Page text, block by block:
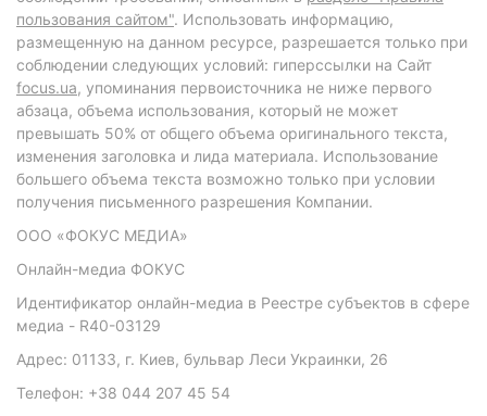
пользования сайтом". Использовать информацию,
размещенную на данном ресурсе, разрешается только при
соблюдении следующих условий: гиперссылки на Сайт
focus.ua, упоминания первоисточника не ниже первого
абзаца, объема использования, который не может
превышать 50% от общего объема оригинального текста,
изменения заголовка и лида материала. Использование
большего объема текста возможно только при условии
получения письменного разрешения Компании.
ООО «ФОКУС МЕДИА»
Онлайн-медиа ФОКУС
Идентификатор онлайн-медиа в Реестре субъектов в сфере
медиа - R40-03129
Адрес: 01133, г. Киев, бульвар Леси Украинки, 26
Телефон: +38 044 207 45 54